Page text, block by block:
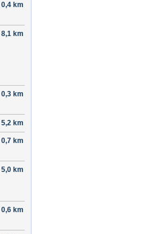
0,4 km
8,1 km
0,3 km
5,2 km
0,7 km
5,0 km
0,6 km